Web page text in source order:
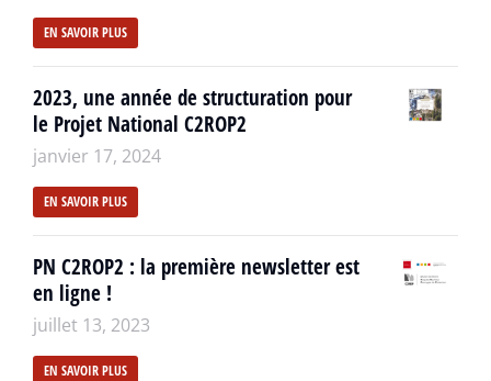
EN SAVOIR PLUS
2023, une année de structuration pour
le Projet National C2ROP2
janvier 17, 2024
EN SAVOIR PLUS
PN C2ROP2 : la première newsletter est
en ligne !
juillet 13, 2023
EN SAVOIR PLUS